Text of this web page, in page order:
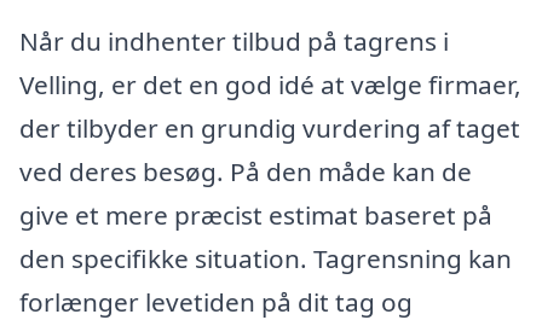
Når du indhenter tilbud på tagrens i
Velling, er det en god idé at vælge firmaer,
der tilbyder en grundig vurdering af taget
ved deres besøg. På den måde kan de
give et mere præcist estimat baseret på
den specifikke situation. Tagrensning kan
forlænger levetiden på dit tag og